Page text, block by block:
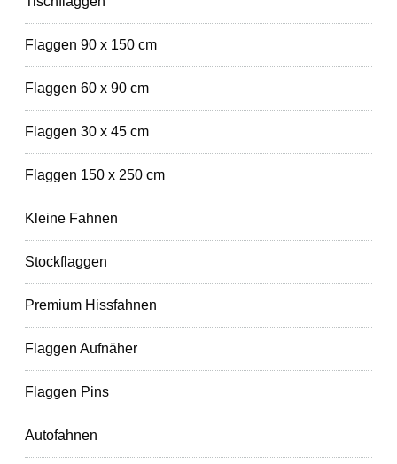
Flaggen 90 x 150 cm
Flaggen 60 x 90 cm
Flaggen 30 x 45 cm
Flaggen 150 x 250 cm
Kleine Fahnen
Stockflaggen
Premium Hissfahnen
Flaggen Aufnäher
Flaggen Pins
Autofahnen